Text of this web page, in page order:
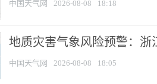
中国天气网 2026-08-08 18:18
地质灾害气象风险预警：
中国天气网 2026-08-08 18:05